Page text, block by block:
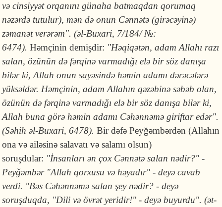
və cinsiyyət orqanını günaha batmaqdan qorumaq
nəzərdə tutulur), mən də onun Cən­nətə (girəcəyinə)
zəmanət verərəm". (əl-Buxari, 7/184/ №:
6474).Həmçinin demişdir: "Həqiqətən, adam Allahı razı
salan, özünün də fərqinə varmadığı elə bir söz danışa
bilər ki, Allah onun sayəsində həmin adamı dərəcələrə
yüksəldər. Həmçinin, adam Allahın qəzəbinə səbəb olan,
özünün də fərqinə varmadığı elə bir söz danışa bilər ki,
Allah buna görə həmin adamı Cəhənnəmə giriftar edər".
(Səhih əl-Buxari, 6478).Bir dəfə Peyğəmbərdən (Allahın
ona və ailəsinə salavatı və salamı olsun)
soruşdular: "İnsanları ən çox Cənnətə salan nədir?" -
Peyğəmbər "Allah qorxusu və həyadır" - deyə cavab
verdi. "Bəs Cəhənnəmə salan şey nədir? - deyə
soruşduqda, "Dili və övrət yeridir!" - deyə buyurdu". (ət-